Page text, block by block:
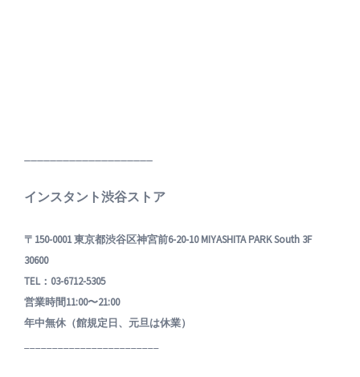
インスタント渋谷ストア
〒150-0001 東京都渋谷区神宮前6-20-10 MIYASHITA PARK South 3F
30600
TEL：03-6712-5305
営業時間11:00〜21:00
年中無休（館規定日、元旦は休業）